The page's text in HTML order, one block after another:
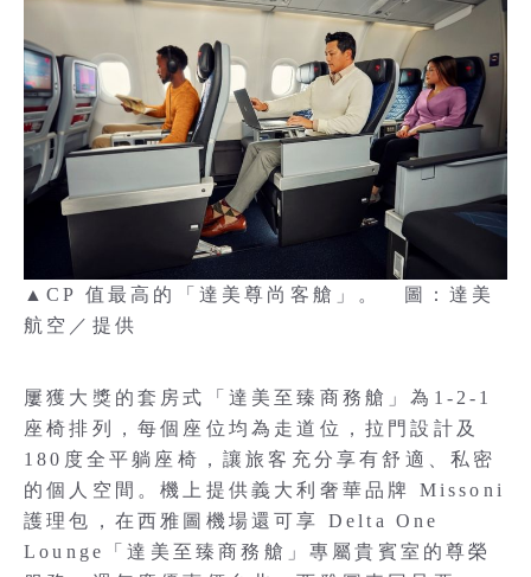
▲CP 值最高的「達美尊尚客艙」。 圖：達美
航空／提供
屢獲大獎的套房式「達美至臻商務艙」為1-2-1
座椅排列，每個座位均為走道位，拉門設計及
180度全平躺座椅，讓旅客充分享有舒適、私密
的個人空間。機上提供義大利奢華品牌 Missoni
護理包，在西雅圖機場還可享 Delta One
Lounge「達美至臻商務艙」專屬貴賓室的尊榮